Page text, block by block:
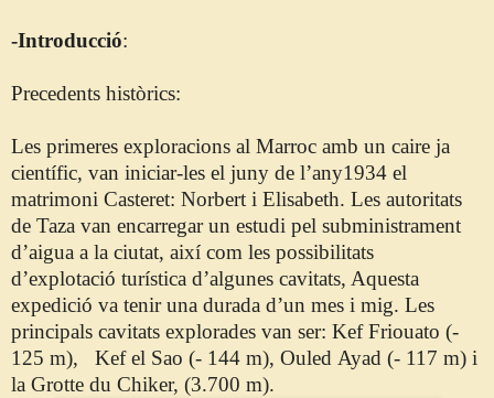
-Introducció:
Precedents històrics:
Les primeres exploracions al Marroc amb un caire ja
científic, van iniciar-les el juny de l’any1934 el
matrimoni Casteret: Norbert i Elisabeth. Les autoritats
de Taza van encarregar un estudi pel subministrament
d’aigua a la ciutat, així com les possibilitats
d’explotació turística d’algunes cavitats, Aquesta
expedició va tenir una durada d’un mes i mig. Les
principals cavitats explorades van ser: Kef Friouato (-
125 m),
Kefel Sao (- 144 m), Ouled Ayad (- 117 m) i
la Grotte du Chiker, (3.700 m).